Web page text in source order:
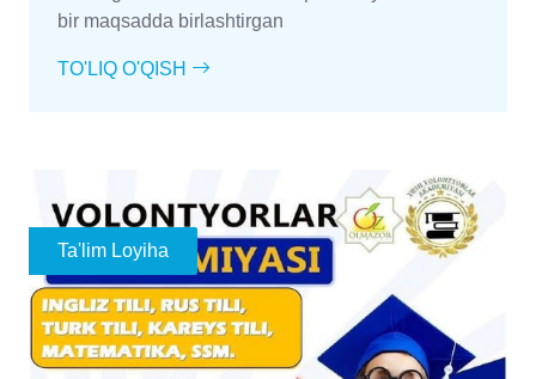
bir maqsadda birlashtirgan
TO'LIQ O'QISH
Ta'lim Loyiha